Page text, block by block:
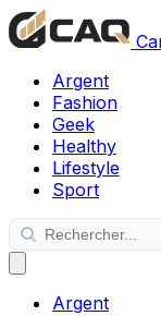
Argent
Fashion
Geek
Healthy
Lifestyle
Sport
Argent